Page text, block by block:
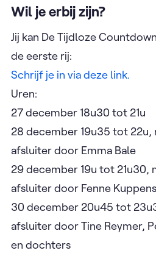
Wil je erbij zijn?
Jij kan De Tijdloze
de eerste rij:
Schrijf je in via deze link.
Uren:
27 december 18u30 tot 21u
28 december 19u35 tot 22u,
afsluiter door Emma Bale
29 december 19u tot 21u30,
afsluiter door Fenne Kuppens
30 december 20u45 tot
afsluiter door Tine Reymer,
en dochters